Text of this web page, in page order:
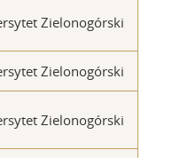
Zielonogórski
Zielonogórski
Zielonogórski